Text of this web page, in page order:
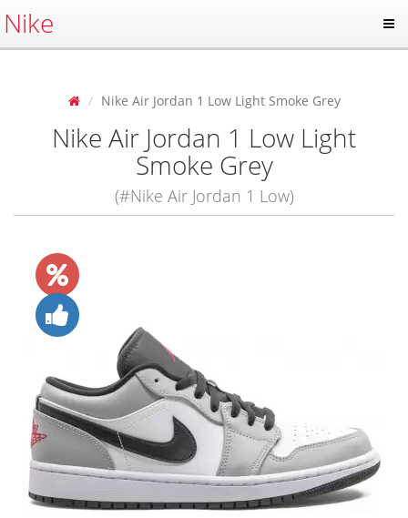
Nike
Nike Air Jordan 1 Low Light Smoke Grey
Nike Air Jordan 1 Low Light
Smoke Grey
(#Nike Air Jordan 1 Low)